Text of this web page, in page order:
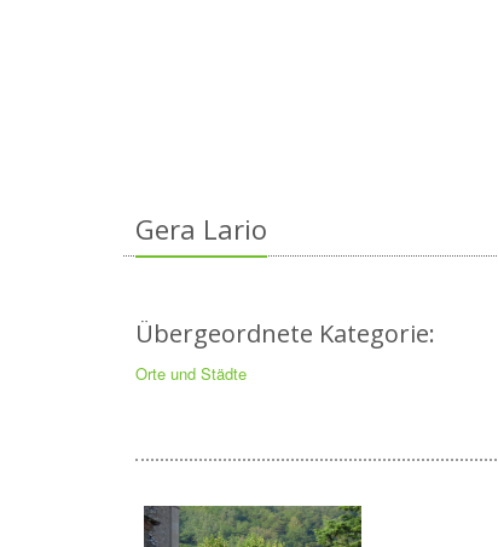
Gera Lario
Übergeordnete Kategorie:
Orte und Städte